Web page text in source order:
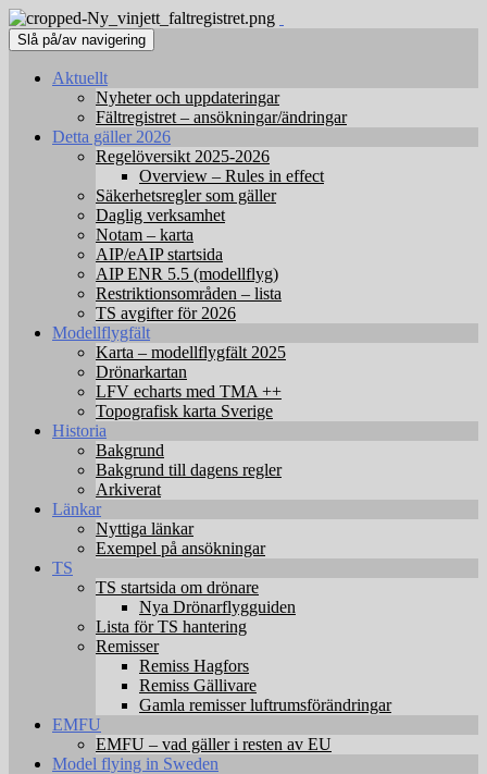
Slå på/av navigering
Aktuellt
Nyheter och uppdateringar
Fältregistret – ansökningar/ändringar
Detta gäller 2026
Regelöversikt 2025-2026
Overview – Rules in effect
Säkerhetsregler som gäller
Daglig verksamhet
Notam – karta
AIP/eAIP startsida
AIP ENR 5.5 (modellflyg)
Restriktionsområden – lista
TS avgifter för 2026
Modellflygfält
Karta – modellflygfält 2025
Drönarkartan
LFV echarts med TMA ++
Topografisk karta Sverige
Historia
Bakgrund
Bakgrund till dagens regler
Arkiverat
Länkar
Nyttiga länkar
Exempel på ansökningar
TS
TS startsida om drönare
Nya Drönarflygguiden
Lista för TS hantering
Remisser
Remiss Hagfors
Remiss Gällivare
Gamla remisser luftrumsförändringar
EMFU
EMFU – vad gäller i resten av EU
Model flying in Sweden